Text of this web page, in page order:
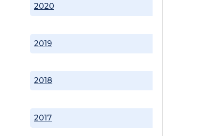
2017
2018
2019
2020